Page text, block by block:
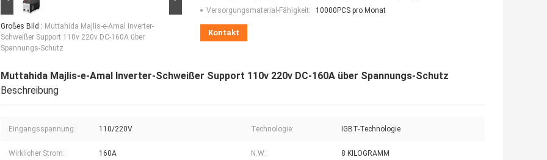
Großes Bild : Muttahida Majlis-e-Amal Inverter-
Schweißer Support 110v 220v DC-160A über
Spannungs-Schutz
Versorgungsmaterial-Fähigkeit:
10000PCS pro Monat
Kontakt
Muttahida Majlis-e-Amal Inverter-Schweißer Support 110v 220v DC-160A über Spannungs-Schutz
Beschreibung
Eingangsspannung: 110/220V Technologie: IGBT-Technologie
Wirklicher Strom: 160A N.W: 8 KILOGRAMM